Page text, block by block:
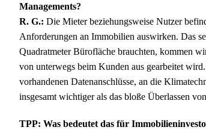
Managements?
R. G.: Die Mieter beziehungsweise Nutzer
Anforderungen an Immobilien auswirken. Das
Quadratmeter Bürofläche brauchten, kommen
von unterwegs beim Kunden aus gearbeitet
vorhandenen Datenanschlüsse, an die
insgesamt wichtiger als das bloße Überlassen
TPP: Was bedeutet das für